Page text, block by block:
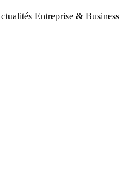
Entreprise & Business